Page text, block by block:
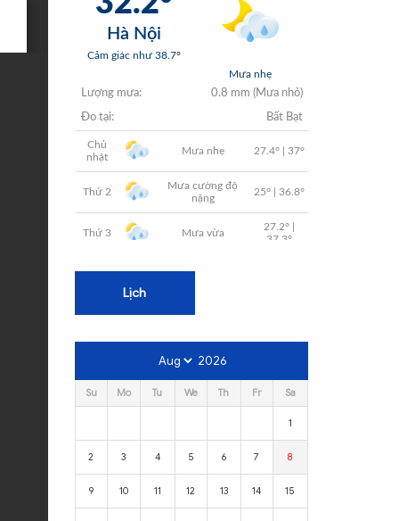
Lịch
2026
Su Mo Tu We Th Fr Sa
1
2 3 4 5 6 7 8
9 10 11 12 13 14 15